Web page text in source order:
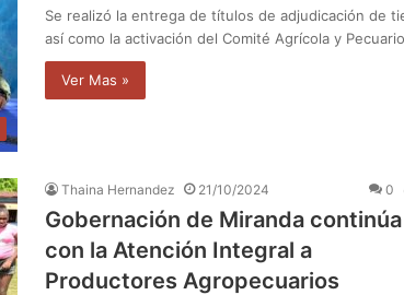
Se realizó la entrega de títulos de adjudicación de
así como la activación del Comité Agrícola y
Ver Mas »
Thaina Hernandez 21/10/2024 0
Gobernación de Miranda continúa
con la Atención Integral a
Productores Agropecuarios